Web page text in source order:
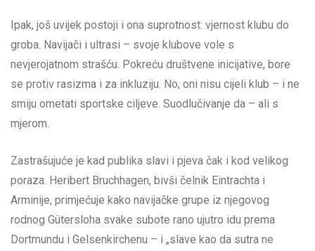
Ipak, još uvijek postoji i ona suprotnost: vjernost klubu do
groba. Navijači i ultrasi – svoje klubove vole s
nevjerojatnom strašću. Pokreću društvene inicijative, bore
se protiv rasizma i za inkluziju. No, oni nisu cijeli klub – i ne
smiju ometati sportske ciljeve. Suodlučivanje da – ali s
mjerom.
Zastrašujuće je kad publika slavi i pjeva čak i kod velikog
poraza. Heribert Bruchhagen, bivši čelnik Eintrachta i
Arminije, primjećuje kako navijačke grupe iz njegovog
rodnog Gütersloha svake subote rano ujutro idu prema
Dortmundu i Gelsenkirchenu – i „slave kao da sutra ne